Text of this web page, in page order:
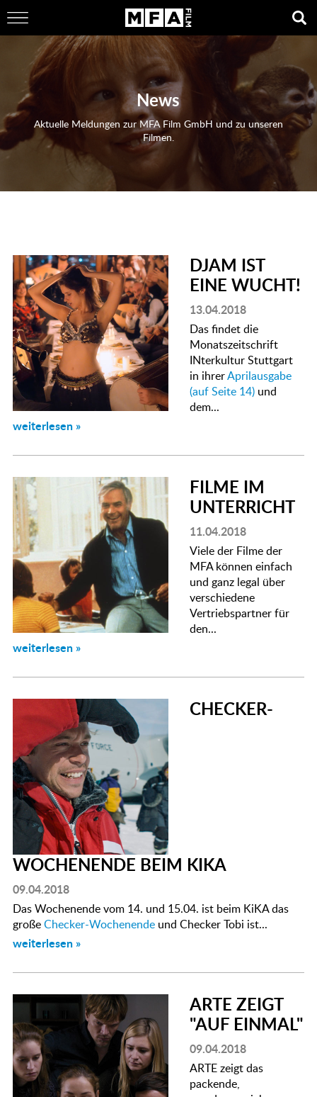
News
Aktuelle Meldungen zur MFA Film GmbH und zu unseren
Filmen.
DJAM IST
EINE WUCHT!
13.04.2018
Das findet die
Monatszeitschrift
INterkultur Stuttgart
in ihrerAprilausgabe
(auf Seite 14)und
dem...
weiterlesen »
FILME IM
UNTERRICHT
11.04.2018
Viele der Filme der
MFA können einfach
und ganz legal über
verschiedene
Vertriebspartner für
den...
weiterlesen »
CHECKER-
WOCHENENDE BEIM KIKA
09.04.2018
Das Wochenende vom 14. und 15.04. ist beim KiKA das
großeChecker-Wochenendeund Checker Tobi ist...
weiterlesen »
ARTE ZEIGT
"AUF EINMAL"
09.04.2018
ARTE zeigt das
packende,